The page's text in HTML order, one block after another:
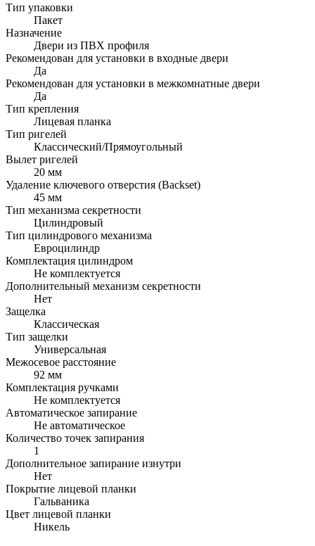
Тип упаковки
Пакет
Назначение
Двери из ПВХ профиля
Рекомендован для установки в входные двери
Да
Рекомендован для установки в межкомнатные двери
Да
Тип крепления
Лицевая планка
Тип ригелей
Классический/Прямоугольный
Вылет ригелей
20 мм
Удаление ключевого отверстия (Backset)
45 мм
Тип механизма секретности
Цилиндровый
Тип цилиндрового механизма
Евроцилиндр
Комплектация цилиндром
Не комплектуется
Дополнительный механизм секретности
Нет
Защелка
Классическая
Тип защелки
Универсальная
Межосевое расстояние
92 мм
Комплектация ручками
Не комплектуется
Автоматическое запирание
Не автоматическое
Количество точек запирания
1
Дополнительное запирание изнутри
Нет
Покрытие лицевой планки
Гальваника
Цвет лицевой планки
Никель